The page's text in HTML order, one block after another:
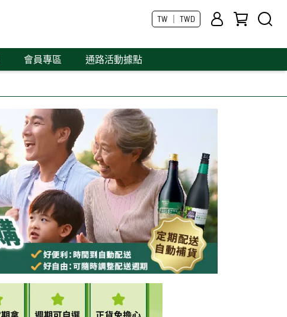
TW ｜ TWD
會員專區 通路活動據點